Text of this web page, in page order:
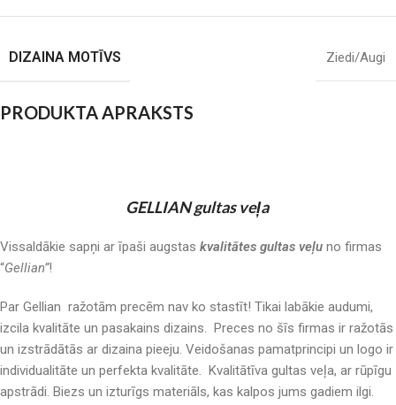
DIZAINA MOTĪVS Ziedi/Augi
PRODUKTA APRAKSTS
GELLIAN gultas veļa
Vissaldākie sapņi ar īpaši augstas kvalitātes gultas veļu no firmas
“Gellian”!
Par Gellian ražotām precēm nav ko stastīt! Tikai labākie audumi,
izcila kvalitāte un pasakains dizains. Preces no šīs firmas ir ražotās
un izstrādātās ar dizaina pieeju. Veidošanas pamatprincipi un logo ir
individualitāte un perfekta kvalitāte. Kvalitātīva gultas veļa, ar rūpīgu
apstrādi. Biezs un izturīgs materiāls, kas kalpos jums gadiem ilgi.